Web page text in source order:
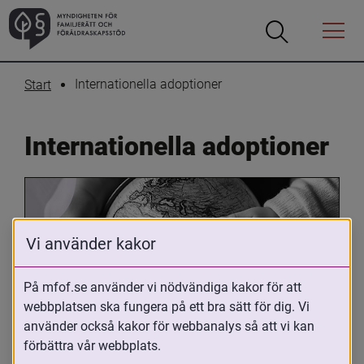
Öppna
Öppna
Menyn
Start Internationella adoptioner
Internationella adoptioner
Oavsett om du är adopterad,
adoptivförälder eller arbetar med
Vi använder kakor
På mfof.se använder vi nödvändiga kakor för att
webbplatsen ska fungera på ett bra sätt för dig. Vi
använder också kakor för webbanalys så att vi kan
förbättra vår webbplats.